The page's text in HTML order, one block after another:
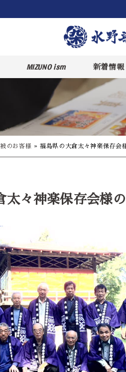
MIZUNO ism 新着情報
のお客様 »福島県の大倉太々神楽保存会
太々神楽保存会様